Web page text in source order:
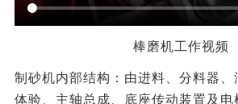
棒磨机工作视频
制砂机内部结构：由进料、分料器
体验、主轴总成、底座传动装置及电